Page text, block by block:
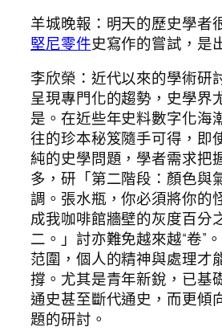
羊城晚報：明天的歷史學者
堅尼零件史寫作的嘗試，是
李欣榮：近代以來的學術研
呈現專門化的趨勢，史學界
是。在近些年史料數字化海
往的珍本秘笈隨手可得，即
純的史學問題，學者需求把
多，研「第二階段：顏色與
調。張水瓶，你必須將你的
成我咖啡館牆壁的灰度百分
二。」討亦難免越來越“卷”
范圍，個人的精神與處理才
撐。尤其是青年新銳，已基
通史甚至斷代通史，而更傾
題的研討。